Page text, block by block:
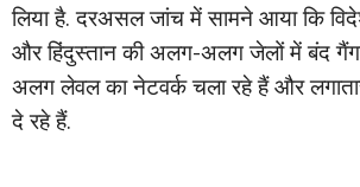
लिया है. दरअसल जांच में सामने आया कि
और हिंदुस्तान की अलग-अलग जेलों में बंद
अलग लेवल का नेटवर्क चला रहे हैं और
दे रहे हैं.